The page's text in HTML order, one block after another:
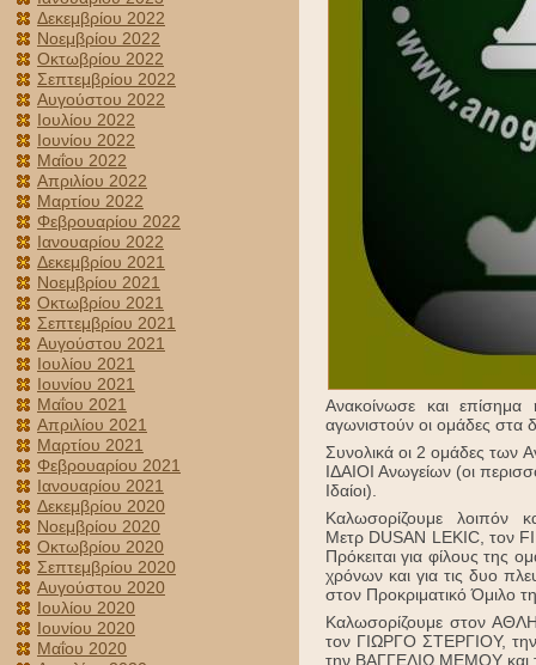
Δεκεμβρίου 2022
Νοεμβρίου 2022
Οκτωβρίου 2022
Σεπτεμβρίου 2022
Αυγούστου 2022
Ιουλίου 2022
Ιουνίου 2022
Μαΐου 2022
Απριλίου 2022
Μαρτίου 2022
Φεβρουαρίου 2022
Ιανουαρίου 2022
Δεκεμβρίου 2021
Νοεμβρίου 2021
Οκτωβρίου 2021
Σεπτεμβρίου 2021
Αυγούστου 2021
Ιουλίου 2021
Ιουνίου 2021
Μαΐου 2021
Απριλίου 2021
Μαρτίου 2021
Φεβρουαρίου 2021
Ιανουαρίου 2021
Δεκεμβρίου 2020
Νοεμβρίου 2020
Οκτωβρίου 2020
Σεπτεμβρίου 2020
Αυγούστου 2020
Ιουλίου 2020
Ιουνίου 2020
Μαΐου 2020
Ανακοίνωσε και επίσημα
αγωνιστούν οι ομάδες στα
Συνολικά οι 2 ομάδες των
ΙΔΑΙΟΙ Ανωγείων (οι
Ιδαίοι).
Καλωσορίζουμε
Μετρ DUSAN LEKIC, τον
Πρόκειται για φίλους της
χρόνων και για τις δυο
στον Προκριματικό Όμιλο
Καλωσορίζουμε στον
τον ΓΙΩΡΓΟ ΣΤΕΡΓΙΟΥ,
την ΒΑΓΓΕΛΙΩ ΜΕΜΟΥ